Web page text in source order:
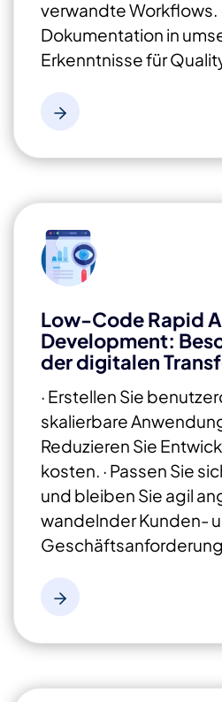
verwandte Workflows.
Dokumentation in
Erkenntnisse für
Low-Code Rapid
Development:
der digitalen
· Erstellen Sie
skalierbare
Reduzieren Sie
kosten. · Passen Sie
und bleiben Sie agil
wandelnder Kunden-